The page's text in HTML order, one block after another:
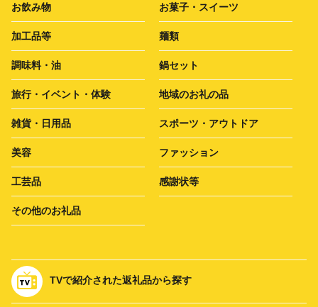
お飲み物 お菓子・スイーツ
加工品等 麺類
調味料・油 鍋セット
旅行・イベント・体験 地域のお礼の品
雑貨・日用品 スポーツ・アウトドア
美容 ファッション
工芸品 感謝状等
その他のお礼品
TVで紹介された返礼品から探す